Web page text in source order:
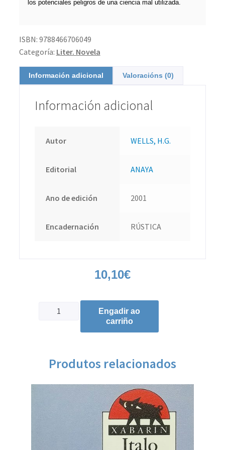
los potenciales peligros de una ciencia mal utilizada.
ISBN: 9788466706049
Categoría: Liter. Novela
Información adicional Valoracións (0)
Información adicional
Autor WELLS, H.G.
Editorial ANAYA
Ano de edición 2001
Encadernación RÚSTICA
10,10€
Engadir ao
carriño
Produtos relacionados